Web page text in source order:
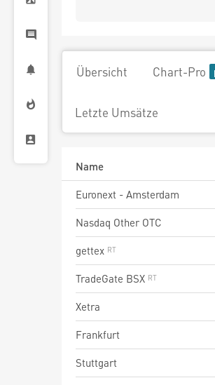
Übersicht Chart-Pro
Letzte Umsätze
Name
Euronext - Amsterdam
Nasdaq Other OTC
gettex
TradeGate BSX
Xetra
Frankfurt
Stuttgart